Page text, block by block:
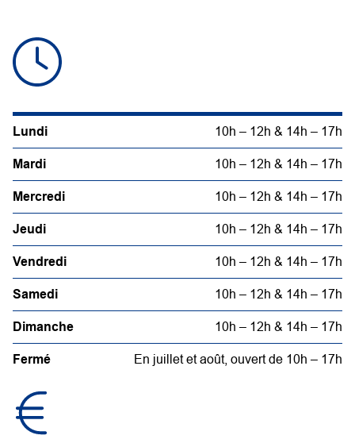
Lundi 10h – 12h & 14h – 17h
Mardi 10h – 12h & 14h – 17h
Mercredi 10h – 12h & 14h – 17h
Jeudi 10h – 12h & 14h – 17h
Vendredi 10h – 12h & 14h – 17h
Samedi 10h – 12h & 14h – 17h
Dimanche 10h – 12h & 14h – 17h
Fermé En juillet et août, ouvert de 10h – 17h